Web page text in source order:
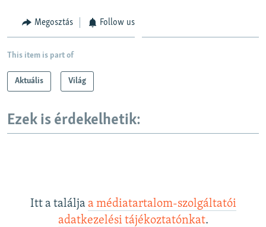
Megosztás Follow us
This item is part of
Aktuális Világ
Ezek is érdekelhetik:
Itt a találja a médiatartalom-szolgáltatói
adatkezelési tájékoztatónkat.